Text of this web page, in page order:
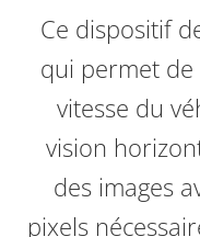
Ce dispositif
qui permet de
vitesse du
vision
des images
pixels